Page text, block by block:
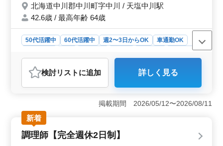
北海道中川郡中川町字中川 / 天塩中川駅
42.6歳 / 最高年齢 64歳
50代活躍中 60代活躍中 週2〜3日からOK
車通勤OK
派遣社員
介護福祉士・介護スタッフ
おすすめポイント
＜働きやすさ＞ この介護老人保健施設は、車通勤が可
能です。週休2日制で、シニア層が活躍しています。女
性、50代、60代の方にも最適です。 ＜業務内容＞
仕事内容は介助業務（食事介助、排泄介助など）、清掃
やシーツ交換、看護師補助、生活援助、移動介助、入居
者の健康管理など多岐にわたります。介護経験1年以上と
検討リスト に追加 詳しく見る
掲載期間 2026/05/12〜2026/08/11
新着
調理師【完全週休2日制】